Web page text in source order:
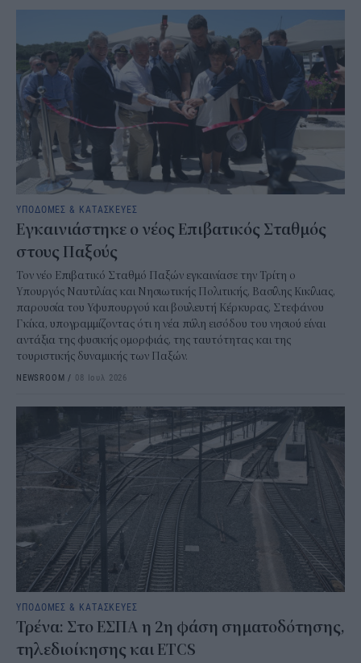
ΥΠΟΔΟΜΕΣ & ΚΑΤΑΣΚΕΥΕΣ
Εγκαινιάστηκε ο νέος Επιβατικός Σταθμός
στους Παξούς
Τον νέο Επιβατικό Σταθμό Παξών εγκαινίασε την Τρίτη ο
Υπουργός Ναυτιλίας και Νησιωτικής Πολιτικής, Βασίλης Κικίλιας,
παρουσία του Υφυπουργού και βουλευτή Κέρκυρας, Στεφάνου
Γκίκα, υπογραμμίζοντας ότι η νέα πύλη εισόδου του νησιού είναι
αντάξια της φυσικής ομορφιάς, της ταυτότητας και της
τουριστικής δυναμικής των Παξών.
NEWSROOM / 08 Ιουλ 2026
ΥΠΟΔΟΜΕΣ & ΚΑΤΑΣΚΕΥΕΣ
Τρένα: Στο ΕΣΠΑ η 2η φάση σηματοδότησης,
τηλεδιοίκησης και ETCS